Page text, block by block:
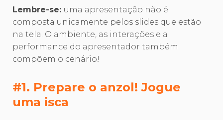
Lembre-se: uma apresentação não é
composta unicamente pelos slides que estão
na tela. O ambiente, as interações e a
performance do apresentador também
compõem o cenário!
#1. Prepare o anzol! Jogue
uma isca